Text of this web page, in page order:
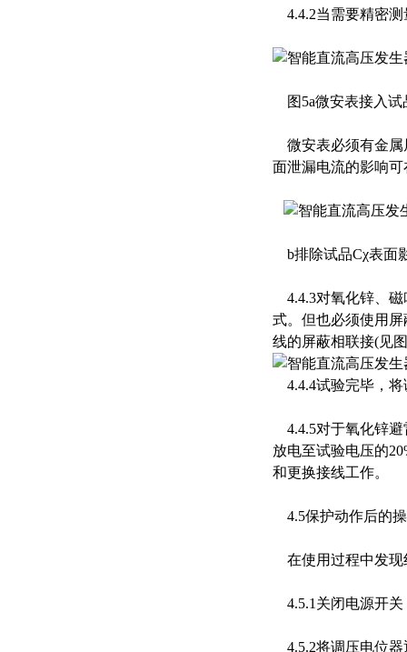
4.4.2当需要精密测
图5a微安表接入试
微安表必须有金属
面泄漏电流的影响
b排除试品Cχ表面
4.4.3对氧化锌、磁
式。但也必须使用
线的屏蔽相联接(见
4.4.4试验完毕，将
4.4.5对于氧化锌避
放电至试验电压的
和更换接线工作。
4.5保护动作后的
在使用过程中发现
4.5.1关闭电源开关
4.5.2将调压电位器